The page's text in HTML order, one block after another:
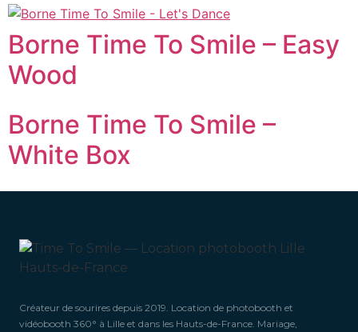
Borne Time To Smile – Easy
Wood
Borne Time To Smile –
White Box
Créateur de sourires depuis 2019. Location de photobooth et
vidéobooth 360° à Lille et dans les Hauts-de-France. Mariage,